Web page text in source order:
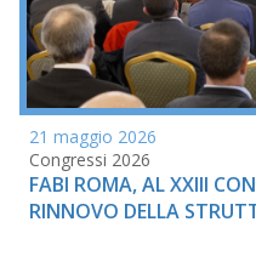
21 maggio 2026
Congressi 2026
FABI ROMA, AL XXIII
RINNOVO DELLA